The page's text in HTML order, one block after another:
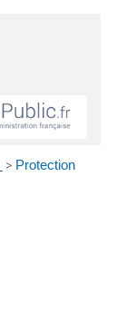
> Protection